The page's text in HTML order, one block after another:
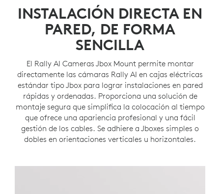
INSTALACIÓN DIRECTA EN
PARED, DE FORMA
SENCILLA
El Rally AI Cameras Jbox Mount permite montar
directamente las cámaras Rally AI en cajas eléctricas
estándar tipo Jbox para lograr instalaciones en pared
rápidas y ordenadas. Proporciona una solución de
montaje segura que simplifica la colocación al tiempo
que ofrece una apariencia profesional y una fácil
gestión de los cables. Se adhiere a Jboxes simples o
dobles en orientaciones verticales u horizontales.